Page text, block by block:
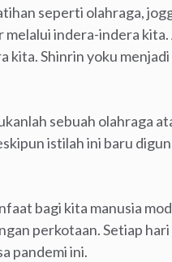
seperti olahraga,
indera-indera
kita. Shinrin yoku
sebuah olahraga
istilah ini baru
bagi kita manusia
perkotaan. Setiap
pandemi ini.